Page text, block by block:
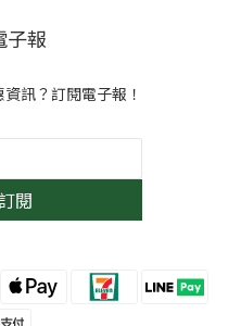
子報
訊？訂閱電子報！
閱